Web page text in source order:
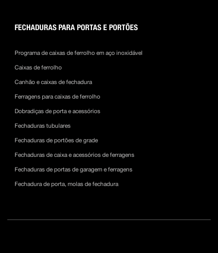
FECHADURAS PARA PORTAS E PORTÕES
Programa de caixas de ferrolho em aço inoxidável
Caixas de ferrolho
Canhão e caixas de fechadura
Ferragens para caixas de ferrolho
Dobradiças de porta e acessórios
Fechaduras tubulares
Fechaduras de portões de grade
Fechaduras de caixa e acessórios de ferragens
Fechaduras de portas de garagem e ferragens
Fechadura de porta, molas de fechadura